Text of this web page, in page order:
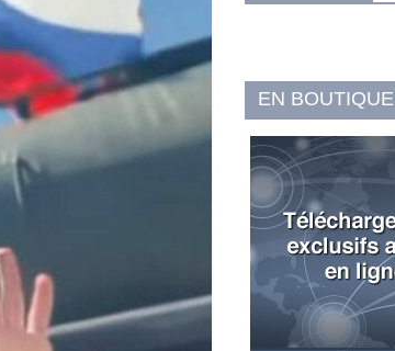
EN BOUTIQUE